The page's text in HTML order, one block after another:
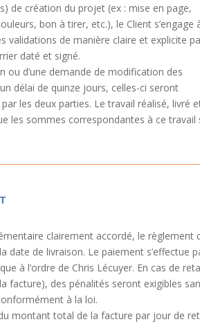
de création du projet (ex : mise en page,
bon à tirer, etc.), le Client s’engage
validations de manière claire et explicite
daté et signé.
ou d’une demande de modification des
délai de quinze jours, celles-ci seront
les deux parties. Le travail réalisé, livré
les sommes correspondantes à ce travail
clairement accordé, le règlement
date de livraison. Le paiement s’effectue
à l’ordre de Chris Lécuyer. En cas de
facture), des pénalités seront exigibles
à la loi.
montant total de la facture par jour de